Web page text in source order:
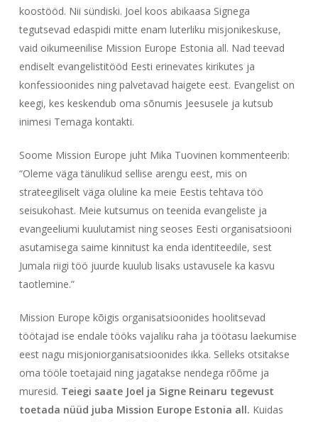
koostööd. Nii sündiski. Joel koos abikaasa Signega
tegutsevad edaspidi mitte enam luterliku misjonikeskuse,
vaid oikumeenilise Mission Europe Estonia all. Nad teevad
endiselt evangelistitööd Eesti erinevates kirikutes ja
konfessioonides ning palvetavad haigete eest. Evangelist on
keegi, kes keskendub oma sõnumis Jeesusele ja kutsub
inimesi Temaga kontakti.
Soome Mission Europe juht Mika Tuovinen kommenteerib:
“Oleme väga tänulikud sellise arengu eest, mis on
strateegiliselt väga oluline ka meie Eestis tehtava töö
seisukohast. Meie kutsumus on teenida evangeliste ja
evangeeliumi kuulutamist ning seoses Eesti organisatsiooni
asutamisega saime kinnitust ka enda identiteedile, sest
Jumala riigi töö juurde kuulub lisaks ustavusele ka kasvu
taotlemine.”
Mission Europe kõigis organisatsioonides hoolitsevad
töötajad ise endale tööks vajaliku raha ja töötasu laekumise
eest nagu misjoniorganisatsioonides ikka. Selleks otsitakse
oma tööle toetajaid ning jagatakse nendega rõõme ja
muresid. Teiegi saate Joel ja Signe Reinaru tegevust
toetada nüüd juba Mission Europe Estonia all. Kuidas